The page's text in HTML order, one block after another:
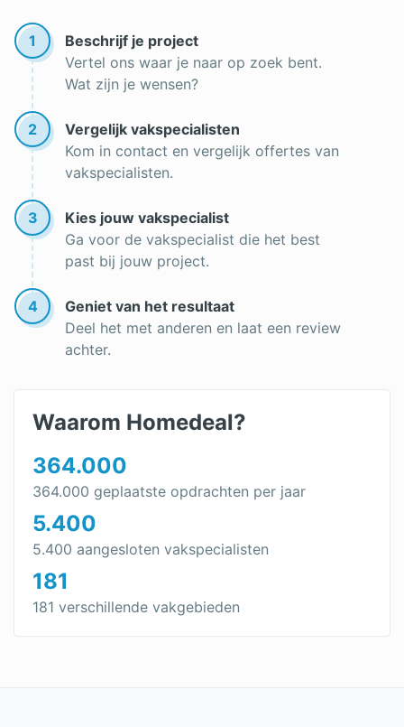
Koolmonoxidemelder plaatsen bij cv-ketel
Vervang je cv-ketel tijdens de zomermaanden
HRe-ketel
1
Beschrijf je project
Vertel ons waar je naar op zoek bent.
Wat zijn je wensen?
2
Vergelijk vakspecialisten
Kom in contact en vergelijk offertes van
vakspecialisten.
3
Kies jouw vakspecialist
Ga voor de vakspecialist die het best
past bij jouw project.
4
Geniet van het resultaat
Deel het met anderen en laat een review
achter.
Waarom Homedeal?
364.000
364.000 geplaatste opdrachten per jaar
5.400
5.400 aangesloten vakspecialisten
181
181 verschillende vakgebieden